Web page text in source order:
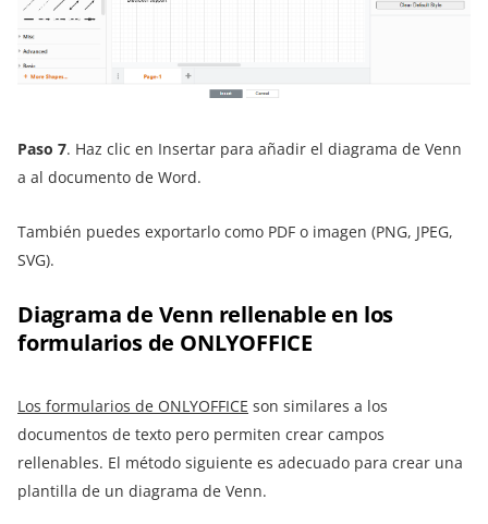
Paso 7. Haz clic en Insertar para añadir el diagrama de Venn
a al documento de Word.
También puedes exportarlo como PDF o imagen (PNG, JPEG,
SVG).
Diagrama de Venn rellenable en los
formularios de ONLYOFFICE
Los formularios de ONLYOFFICE son similares a los
documentos de texto pero permiten crear campos
rellenables. El método siguiente es adecuado para crear una
plantilla de un diagrama de Venn.